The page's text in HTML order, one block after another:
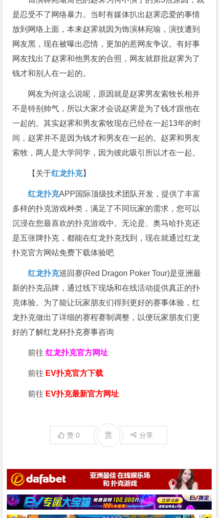
是忍受不了网络暴力。当时有媒体扒出赵霁恋爱的事情
放到网络上面，本来赵霁就因为饰演林宛瑜，演技遭到
网友黑，现在被曝出恋情，更加的惹网友争议。有好事
网友找出了赵霁和他男友的合照，网友就群批赵霁为了
钱才和别人在一起的。
网友为何这么说呢，原因就是赵霁男友索牧长相并
不是特别帅气，所以大家才会说赵霁是为了钱才跟他在
一起的。其实赵霁和男友索牧现在已经在一起13年的时
间，赵霁并不是因为钱才和男友在一起的。赵霁和男友
索牧，两人是大学同学，因为彼此吸引所以才在一起。
【关于红龙扑克】
红龙扑克APP国际顶级技术团队开发，提供了丰富
多样的扑克游戏种类，满足了不同玩家的需求，您可以
沉浸在您最喜欢的扑克游戏中。无论是、奥马哈扑克还
是五张牌扑克，都能在红龙扑克找到，现在就通过红龙
扑克官方网站免费下载体验吧
红龙扑克巡回赛​(Red Dragon Poker Tour)是亚洲最
新的扑克品牌，通过线下现场和在线活动提供真正的扑
克体验。为了能让玩家朋友们得到更好的赛事体验，红
龙扑克做出了详细的赛程赛制调整，以便玩家朋友们更
好的了解红龙杯扑克赛事咨询
前往红龙扑克官方网址
前往 EV扑克官方下载
前往 EV扑克最新官方网址
赞0 赏 分享